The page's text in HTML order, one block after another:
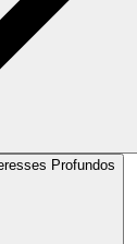
Profundos